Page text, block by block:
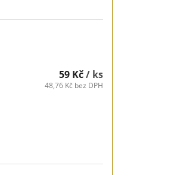
59 Kč/ ks
48,76 Kč bez DPH